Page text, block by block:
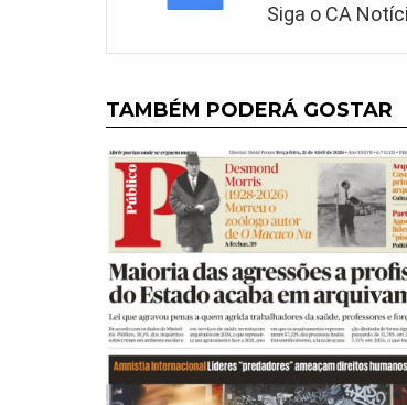
Siga o CA
TAMBÉM PODERÁ GOSTAR